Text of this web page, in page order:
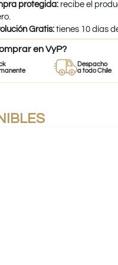
protegida: recibe el
Gratis:tienes 10 días
en VyP?
Despacho
a todo Chile